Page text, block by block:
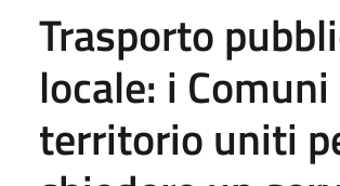
Trasporto
locale: i
territorio uniti